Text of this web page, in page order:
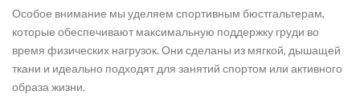
Особое внимание мы уделяем спортивным бюстгальтерам,
которые обеспечивают максимальную поддержку груди во
время физических нагрузок. Они сделаны из мягкой, дышащей
ткани и идеально подходят для занятий спортом или активного
образа жизни.